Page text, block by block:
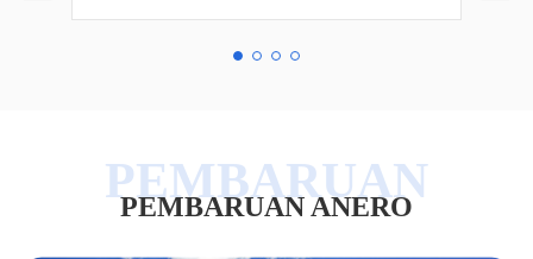
PEMBARUAN ANERO